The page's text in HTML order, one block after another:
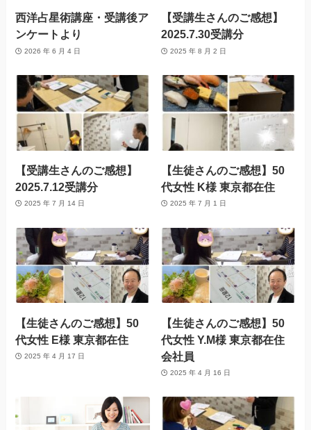
西洋占星術講座・受講後ア
ンケートより
2026 年 6 月 4 日
【受講生さんのご感想】
2025.7.30受講分
2025 年 8 月 2 日
【受講生さんのご感想】
2025.7.12受講分
2025 年 7 月 14 日
【生徒さんのご感想】50
代女性 K様 東京都在住
2025 年 7 月 1 日
【生徒さんのご感想】50
代女性 E様 東京都在住
2025 年 4 月 17 日
【生徒さんのご感想】50
代女性 Y.M様 東京都在住
会社員
2025 年 4 月 16 日